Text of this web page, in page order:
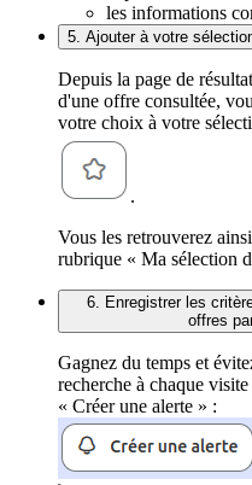
les informations
5. Ajouter à votre
Depuis la page de
d'une offre consultée,
votre choix à votre
.
Vous les retrouverez
rubrique « Ma sélection
6. Enregistrer les
offres
Gagnez du temps et
recherche à chaque
« Créer une alerte » :